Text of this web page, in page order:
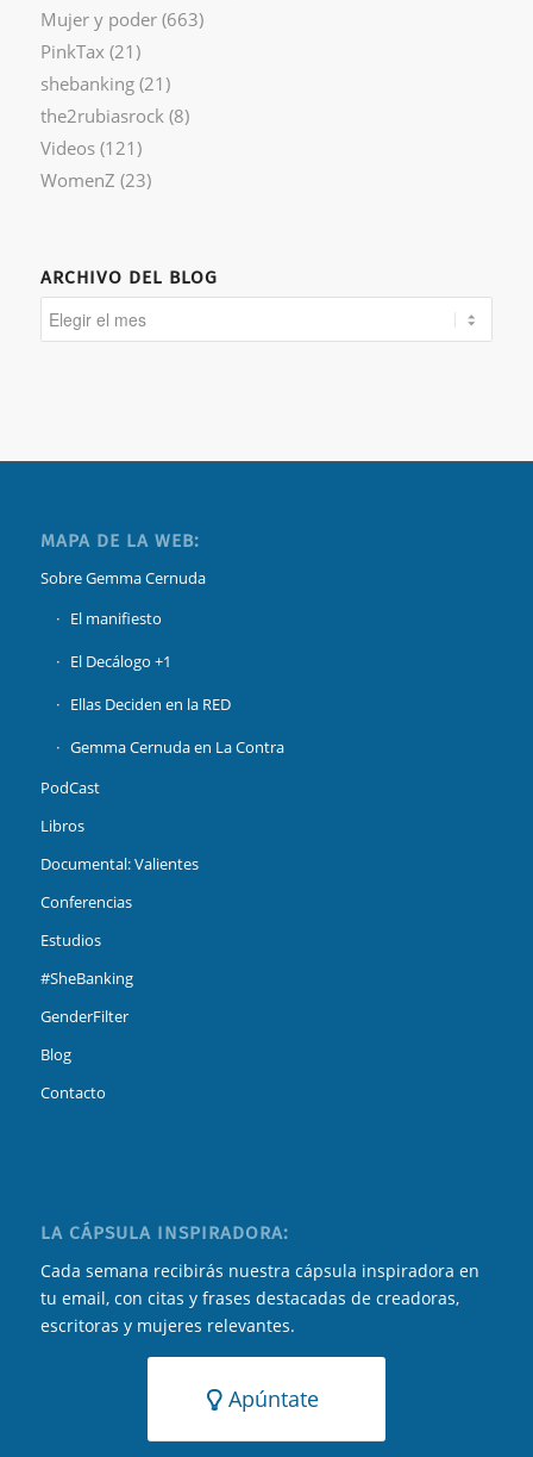
Mujer y poder(663)
PinkTax (21)
shebanking(21)
the2rubiasrock (8)
Videos(121)
WomenZ (23)
ARCHIVO DEL BLOG
MAPA DE LA WEB:
Sobre Gemma Cernuda
El manifiesto
El Decálogo +1
Ellas Deciden en la RED
Gemma Cernuda en La Contra
PodCast
Libros
Documental: Valientes
Conferencias
Estudios
#SheBanking
GenderFilter
Blog
Contacto
LA CÁPSULA INSPIRADORA:
Cada semana recibirás nuestra cápsula inspiradora en
tu email, con citas y frases destacadas de creadoras,
escritoras y mujeres relevantes.
Apúntate